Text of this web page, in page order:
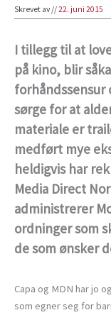
Skrevet av//22. juni 2015
I tillegg til at
på kino, blir
forhåndssensur
sørge for at
materiale er
medført mye
heldigvis har
Media Direct
administrerer
ordninger som
de som ønsker
Capa og MDN har jo
som egner seg for